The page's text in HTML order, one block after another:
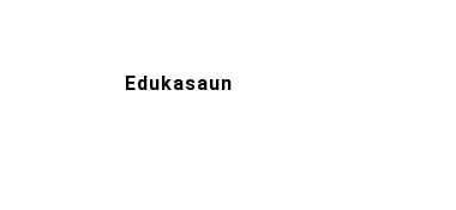
Edukasaun